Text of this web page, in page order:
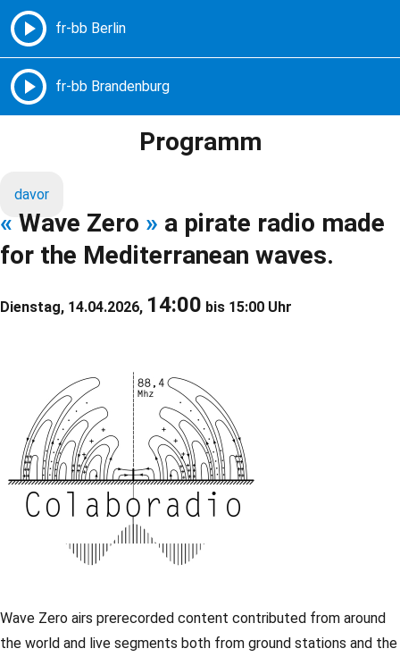
Freie Radios – Berlin Brandenburg
Programm
davor
« Wave Zero » a pirate radio made
for the Mediterranean waves.
Dienstag, 14.04.2026, 14:00 bis 15:00 Uhr
Wave Zero airs prerecorded content contributed from around
the world and live segments both from ground stations and the